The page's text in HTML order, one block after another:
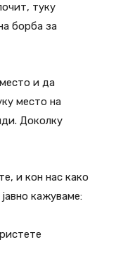
туку
борба за
и да
место на
Доколку
и кон нас како
кажуваме: